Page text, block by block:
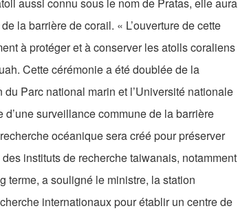
la barrière de corail. « L’ouverture de cette
à protéger et à conserver les atolls coraliens
Cette cérémonie a été doublée de la
Parc national marin et l’Université nationale
surveillance commune de la barrière
océanique sera créé pour préserver
instituts de recherche taiwanais, notamment
terme, a souligné le ministre, la station
internationaux pour établir un centre de